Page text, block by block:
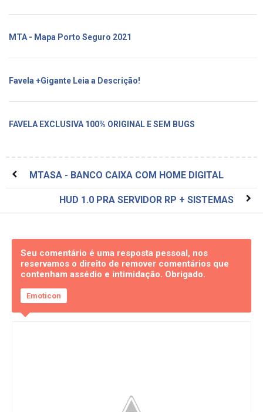
MTA - Mapa Porto Seguro 2021
Favela +Gigante Leia a Descrição!
FAVELA EXCLUSIVA 100% ORIGINAL E SEM BUGS
MTASA - BANCO CAIXA COM HOME DIGITAL
HUD 1.0 PRA SERVIDOR RP + SISTEMAS
Seu comentário é uma resposta pessoal, nos
reservamos o direito de remover comentários que
contenham assédio e intimidação. Obrigado.
Emoticon